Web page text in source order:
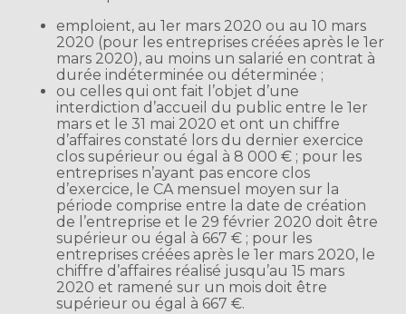
emploient, au 1er mars 2020 ou au 10 mars
2020 (pour les entreprises créées après le 1er
mars 2020), au moins un salarié en contrat à
durée indéterminée ou déterminée ;
ou celles qui ont fait l’objet d’une
interdiction d’accueil du public entre le 1er
mars et le 31 mai 2020 et ont un chiffre
d’affaires constaté lors du dernier exercice
clos supérieur ou égal à 8 000 € ; pour les
entreprises n’ayant pas encore clos
d’exercice, le CA mensuel moyen sur la
période comprise entre la date de création
de l’entreprise et le 29 février 2020 doit être
supérieur ou égal à 667 € ; pour les
entreprises créées après le 1er mars 2020, le
chiffre d’affaires réalisé jusqu’au 15 mars
2020 et ramené sur un mois doit être
supérieur ou égal à 667 €.